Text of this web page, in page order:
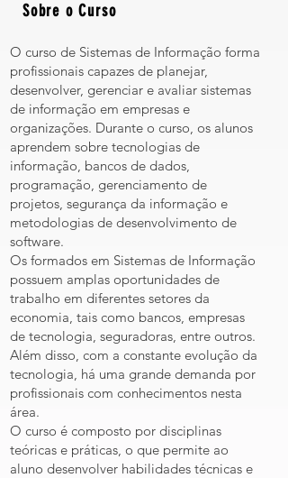
Sobre o Curso
O curso de Sistemas de Informação forma
profissionais capazes de planejar,
desenvolver, gerenciar e avaliar sistemas
de informação em empresas e
organizações. Durante o curso, os alunos
aprendem sobre tecnologias de
informação, bancos de dados,
programação, gerenciamento de
projetos, segurança da informação e
metodologias de desenvolvimento de
software.
Os formados em Sistemas de Informação
possuem amplas oportunidades de
trabalho em diferentes setores da
economia, tais como bancos, empresas
de tecnologia, seguradoras, entre outros.
Além disso, com a constante evolução da
tecnologia, há uma grande demanda por
profissionais com conhecimentos nesta
área.
O curso é composto por disciplinas
teóricas e práticas, o que permite ao
aluno desenvolver habilidades técnicas e